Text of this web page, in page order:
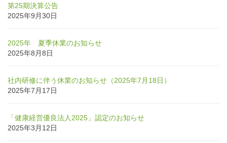
第25期決算公告
2025年9月30日
2025年 夏季休業のお知らせ
2025年8月8日
社内研修に伴う休業のお知らせ（2025年7月18日）
2025年7月17日
「健康経営優良法人2025」認定のお知らせ
2025年3月12日